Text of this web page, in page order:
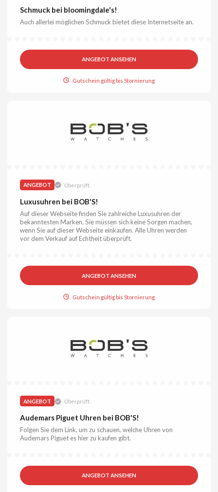
Schmuck bei bloomingdale's!
Auch allerlei möglichen Schmuck bietet diese Internetseite an.
ANGEBOT ANSEHEN
Gutschein gültig bis Stornierung
ANGEBOT Überprüft
Luxusuhren bei BOB'S!
Auf dieser Webseite finden Sie zahlreiche Luxusuhren der
bekanntesten Marken. Sie müssen sich keine Sorgen machen,
wenn Sie auf dieser Webseite einkaufen. Alle Uhren werden
vor dem Verkauf auf Echtheit überprüft.
ANGEBOT ANSEHEN
Gutschein gültig bis Stornierung
ANGEBOT Überprüft
Audemars Piguet Uhren bei BOB'S!
Folgen Sie dem Link, um zu schauen, welche Uhren von
Audemars Piguet es hier zu kaufen gibt.
ANGEBOT ANSEHEN